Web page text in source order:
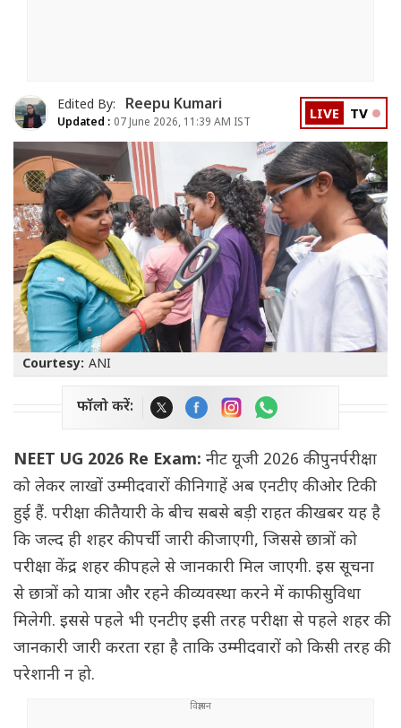
Edited By: Reepu Kumari
Updated : 07 June 2026, 11:39 AM IST LIVE TV
Courtesy: ANI
फॉलो करें:
NEET UG 2026 Re Exam: नीट यूजी 2026 की पुनर्परीक्षा
को लेकर लाखों उम्मीदवारों की निगाहें अब एनटीए की ओर टिकी
हुई हैं. परीक्षा की तैयारी के बीच सबसे बड़ी राहत की खबर यह है
कि जल्द ही शहर की पर्ची जारी की जाएगी, जिससे छात्रों को
परीक्षा केंद्र शहर की पहले से जानकारी मिल जाएगी. इस सूचना
से छात्रों को यात्रा और रहने की व्यवस्था करने में काफी सुविधा
मिलेगी. इससे पहले भी एनटीए इसी तरह परीक्षा से पहले शहर की
जानकारी जारी करता रहा है ताकि उम्मीदवारों को किसी तरह की
परेशानी न हो.